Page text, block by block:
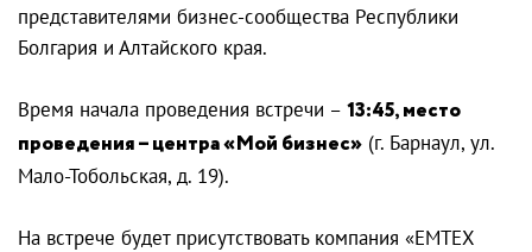
представителями бизнес-сообщества Республики
Болгария и Алтайского края.
Время начала проведения встречи – 13:45, место
проведения – центра «Мой бизнес» (г. Барнаул, ул.
Мало-Тобольская, д. 19).
На встрече будет присутствовать компания «EMTEX